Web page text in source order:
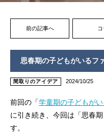
前の記事へ
思春期の子どもがいるフ
間取りのアイデア 2024/10/25
前回の「学童期の子どもが
に引き続き、今回は「思春
す。